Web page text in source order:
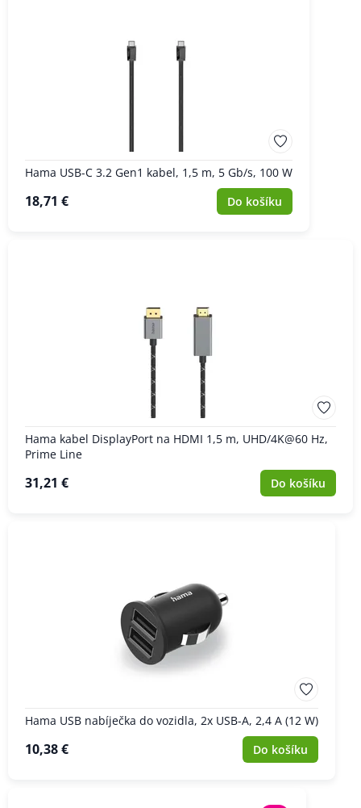
Hama USB-C 3.2 Gen1 kabel, 1,5 m, 5 Gb/s, 100 W
18,71 € Do košíku
Hama kabel DisplayPort na HDMI 1,5 m, UHD/4K@60 Hz,
Prime Line
31,21 € Do košíku
Hama USB nabíječka do vozidla, 2x USB-A, 2,4 A (12 W)
10,38 € Do košíku